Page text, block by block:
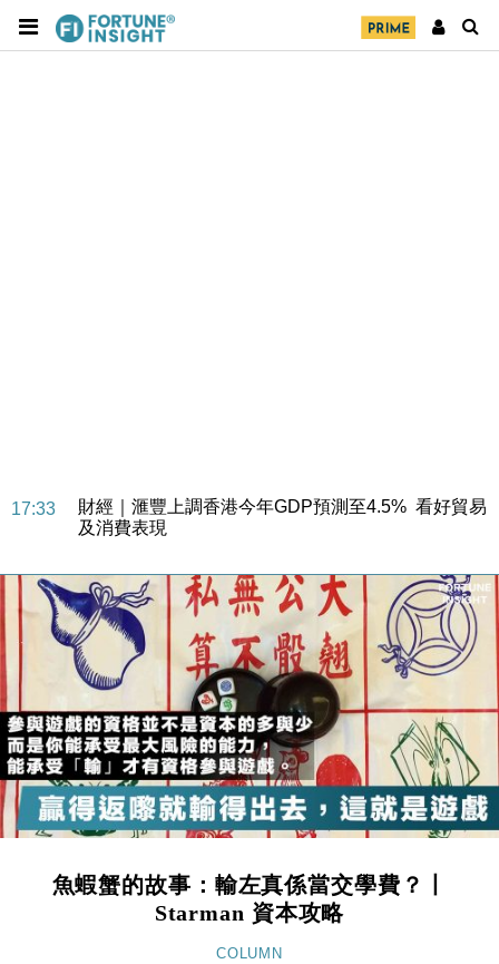
17:33
財經｜滙豐上調香港今年GDP預測至4.5% 看好貿易
及消費表現
損失近6900萬元
16:05
財經｜日經失守6.5萬點後回穩 全周仍升近2%
15:47
財經｜恒隆10月換帥 玩具「反」斗城亞洲CEO蔡德
粦接任
15:11
財經｜韓股反覆波動收跌 連挫7周創逾3年最長跌勢
13:44
財經｜內地7月美元計價出口增近24%勝預期 貿易順
差達1125億美元
12:44
財經｜日本春季三度入市撐日圓 4月單日斥6.28萬億
11:12
國際｜特朗普料美伊戰事快結束 承認部分彈藥庫存緊
財經｜SA售股自救後再出手 斥4億美元押注未上市公
魚蝦蟹的故事：輸左真係當交學費？丨
Starman 資本攻略
COLUMN